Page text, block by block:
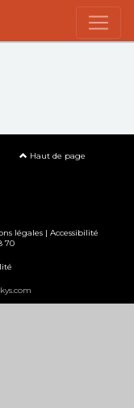
Haut de page
légales| Accessibilité
70